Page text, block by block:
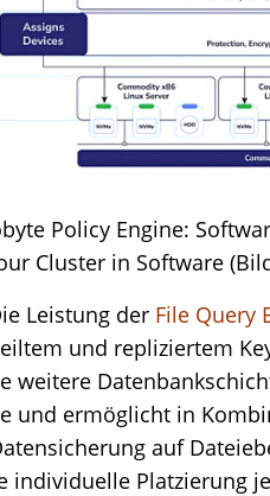
Policy Engine:
Cluster in Software
Leistung der File Query
und repliziertem
weitere
und ermöglicht in
auf
individuelle Platzierung